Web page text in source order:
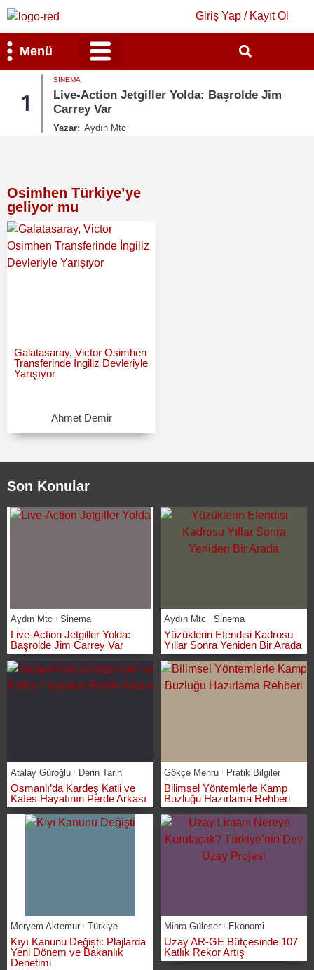
Giriş Yap / Kayıt Ol
Menü
1
SINEMA
Live-Action Jetgiller Yolda: Başrolde Jim
Carrey Var
Yazar: Aydın Mtc
Osimhen Türkiye’ye
geliyor mu
Galatasaray, Victor Osimhen
Transferinde İngiliz Devleriyle
Yarışıyor
Ahmet Demir
Son Konular
Aydın Mtc Sinema
Live-Action Jetgiller Yolda:
Başrolde Jim Carrey Var
Aydın Mtc Sinema
Yüzüklerin Efendisi Kadrosu
Yıllar Sonra Yeniden Bir Arada
Atalay Güroğlu Derin Tarih
Osmanlı’da Kardeş Katli ve
Kafes Hayatının Perde Arkası
Gökçe Mehru Pratik Bilgiler
Bilimsel Yöntemlerle Kamp
Buzluğu Hazırlama Rehberi
Meryem Aktemur Türkiye
Kıyı Kanunu Değişti: Plajlarda
Yeni Dönem ve Bakanlık
Denetimi
Mihra Güleser Ekonomi
Uzay AR-GE Bütçesinde 107
Katlık Rekor Artış